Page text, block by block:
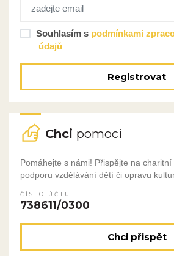
Souhlasím s podmínkami
údajů
Registrovat
Chci pomoci
Pomáhejte s námi! Přispějte na charitní
podporu vzdělávání dětí či opravu
ČÍSLO ÚČTU
738611/0300
Chci přispět